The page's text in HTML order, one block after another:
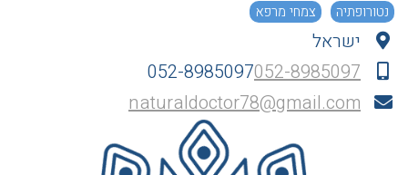
נטורופתיה צמחי מרפא
ישראל
052-8985097052-8985097
naturaldoctor78@gmail.com